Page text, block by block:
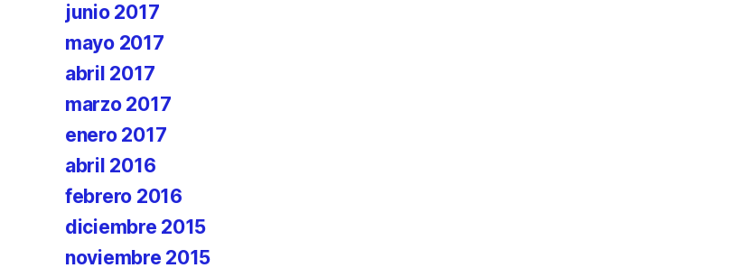
junio 2017
mayo 2017
abril 2017
marzo 2017
enero 2017
abril 2016
febrero 2016
diciembre 2015
noviembre 2015